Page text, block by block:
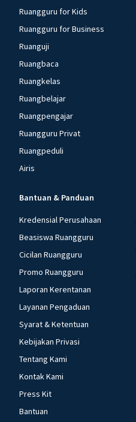
Ruangguru for Kids
Ruangguru for Business
Ruanguji
Ruangbaca
Ruangkelas
Ruangbelajar
Ruangpengajar
Ruangguru Privat
Ruangpeduli
Airis
Bantuan & Panduan
Kredensial Perusahaan
Beasiswa Ruangguru
Cicilan Ruangguru
Promo Ruangguru
Laporan Kerentanan
Layanan Pengaduan
Syarat & Ketentuan
Kebijakan Privasi
Tentang Kami
Kontak Kami
Press Kit
Bantuan